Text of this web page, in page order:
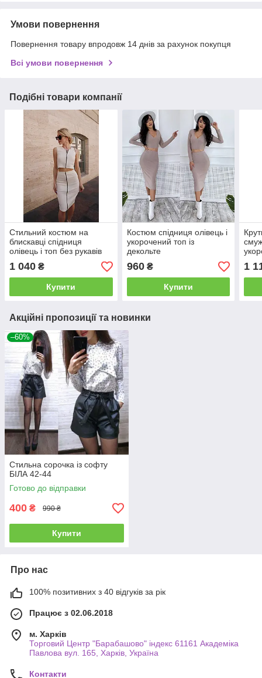
Умови повернення
Повернення товару впродовж 14 днів за рахунок покупця
Всі умови повернення
Подібні товари компанії
Стильний костюм на
блискавці спідниця
олівець і топ без рукавів
1 040 ₴
Купити
Костюм спідниця олівець і
укорочений топ із
декольте
960₴
Купити
1
Акційні пропозиції та новинки
–60%
Стильна сорочка із софту
БІЛА 42-44
Готово до відправки
400 ₴ 990 ₴
Купити
Про нас
100% позитивних з 40 відгуків за рік
Працює з 02.06.2018
м. Харків
Торговий Центр "Барабашово" індекс 61161 Академіка
Павлова вул. 165, Харків, Україна
Контакти